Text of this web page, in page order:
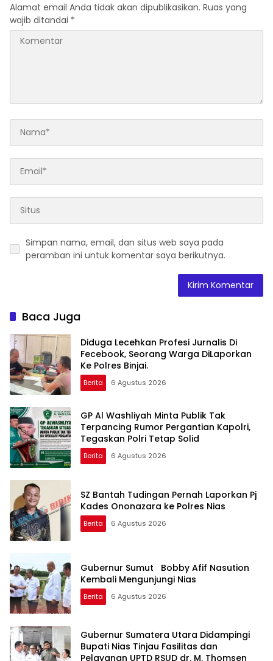
Alamat email Anda tidak akan dipublikasikan. Ruas yang
wajib ditandai *
Simpan nama, email, dan situs web saya pada
peramban ini untuk komentar saya berikutnya.
Baca Juga
Diduga Lecehkan Profesi Jurnalis Di
Fecebook, Seorang Warga DiLaporkan
Ke Polres Binjai.
Berita 6 Agustus 2026
GP Al Washliyah Minta Publik Tak
Terpancing Rumor Pergantian Kapolri,
Tegaskan Polri Tetap Solid
Berita 6 Agustus 2026
SZ Bantah Tudingan Pernah Laporkan Pj
Kades Ononazara ke Polres Nias
Berita 6 Agustus 2026
Gubernur Sumut Bobby Afif Nasution
Kembali Mengunjungi Nias
Berita 6 Agustus 2026
Gubernur Sumatera Utara Didampingi
Bupati Nias Tinjau Fasilitas dan
Pelayanan UPTD RSUD dr. M. Thomsen